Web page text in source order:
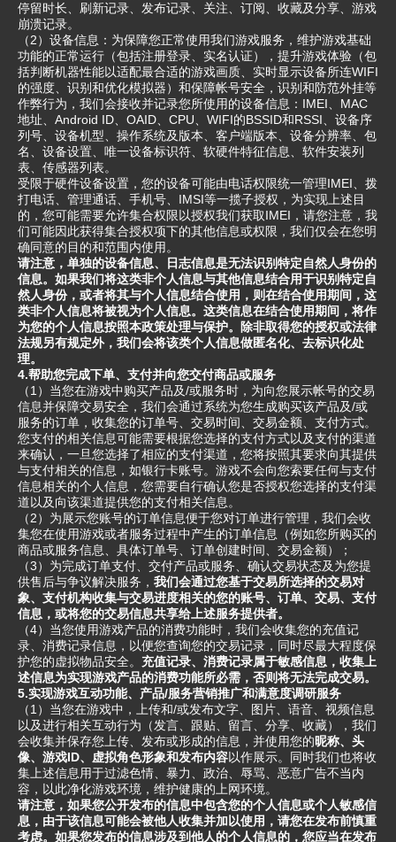
停留时长、刷新记录、发布记录、关注、订阅、收藏及分享、游戏
崩溃记录。
（2）设备信息：为保障您正常使用我们游戏服务，维护游戏基础
功能的正常运行（包括注册登录、实名认证），提升游戏体验（包
括判断机器性能以适配最合适的游戏画质、实时显示设备所连WIFI
的强度、识别和优化模拟器）和保障帐号安全，识别和防范外挂等
作弊行为，我们会接收并记录您所使用的设备信息：IMEI、MAC
地址、Android ID、OAID、CPU、WIFI的BSSID和RSSI、设备序
列号、设备机型、操作系统及版本、客户端版本、设备分辨率、包
名、设备设置、唯一设备标识符、软硬件特征信息、软件安装列
表、传感器列表。
受限于硬件设备设置，您的设备可能由电话权限统一管理IMEI、拨
打电话、管理通话、手机号、IMSI等一揽子授权，为实现上述目
的，您可能需要允许集合权限以授权我们获取IMEI，请您注意，我
们可能因此获得集合授权项下的其他信息或权限，我们仅会在您明
确同意的目的和范围内使用。
请注意，单独的设备信息、日志信息是无法识别特定自然人身份的
信息。如果我们将这类非个人信息与其他信息结合用于识别特定自
然人身份，或者将其与个人信息结合使用，则在结合使用期间，这
类非个人信息将被视为个人信息。这类信息在结合使用期间，将作
为您的个人信息按照本政策处理与保护。除非取得您的授权或法律
法规另有规定外，我们会将该类个人信息做匿名化、去标识化处
理。
4.帮助您完成下单、支付并向您交付商品或服务
（1）当您在游戏中购买产品及/或服务时，为向您展示帐号的交易
信息并保障交易安全，我们会通过系统为您生成购买该产品及/或
服务的订单，收集您的订单号、交易时间、交易金额、支付方式。
您支付的相关信息可能需要根据您选择的支付方式以及支付的渠道
来确认，一旦您选择了相应的支付渠道，您将按照其要求向其提供
与支付相关的信息，如银行卡账号。游戏不会向您索要任何与支付
信息相关的个人信息，您需要自行确认您是否授权您选择的支付渠
道以及向该渠道提供您的支付相关信息。
（2）为展示您账号的订单信息便于您对订单进行管理，我们会收
集您在使用游戏或者服务过程中产生的订单信息（例如您所购买的
商品或服务信息、具体订单号、订单创建时间、交易金额）；
（3）为完成订单支付、交付产品或服务、确认交易状态及为您提
供售后与争议解决服务， 我们会通过您基于交易所选择的交易对
象、支付机构收集与交易进度相关的您的账号、订单、交易、支付
信息，或将您的交易信息共享给上述服务提供者。
（4）当您使用游戏产品的消费功能时，我们会收集您的充值记
录、消费记录信息，以便您查询您的交易记录，同时尽最大程度保
护您的虚拟物品安全。 充值记录、消费记录属于敏感信息，收集上
述信息为实现游戏产品的消费功能所必需，否则将无法完成交易。
5.实现游戏互动功能、产品/服务营销推广和满意度调研服务
（1）当您在游戏中，上传和/或发布文字、图片、语音、视频信息
以及进行相关互动行为（发言、跟贴、留言、分享、收藏），我们
会收集并保存您上传、发布或形成的信息，并使用您的昵称、头
像、游戏ID、虚拟角色形象和发布内容以作展示。同时我们也将收
集上述信息用于过滤色情、暴力、政治、辱骂、恶意广告不当内
容，以此净化游戏环境，维护健康的上网环境。
请注意，如果您公开发布的信息中包含您的个人信息或个人敏感信
息，由于该信息可能会被他人收集并加以使用，请您在发布前慎重
考虑。如果您发布的信息涉及到他人的个人信息的，您应当在发布